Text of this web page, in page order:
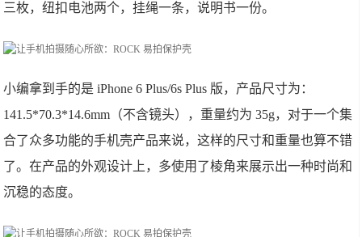
三枚，纽扣电池两个，挂绳一条，说明书一份。
小编拿到手的是 iPhone 6 Plus/6s Plus 版，产品尺寸为：
141.5*70.3*14.6mm（不含镜头），重量约为 35g，对于一个集
合了众多功能的手机壳产品来说，这样的尺寸和重量也算不错
了。在产品的外观设计上，多使用了棱角来展示出一种时尚和
沉稳的态度。